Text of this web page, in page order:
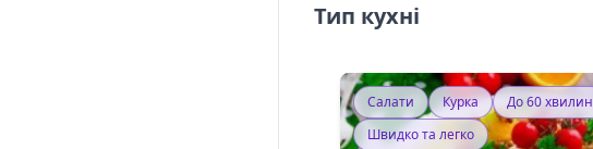
Тип кухні
Салати Курка
До 60 хвилин
Швидко та легко